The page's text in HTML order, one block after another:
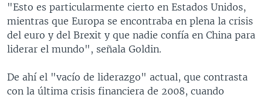
"Esto es particularmente cierto en Estados Unidos,
mientras que Europa se encontraba en plena la crisis
del euro y del Brexit y que nadie confía en China para
liderar el mundo", señala Goldin.
De ahí el "vacío de liderazgo" actual, que contrasta
con la última crisis financiera de 2008, cuando